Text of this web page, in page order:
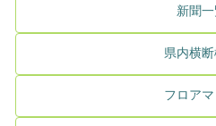
新聞
県内横
フロア